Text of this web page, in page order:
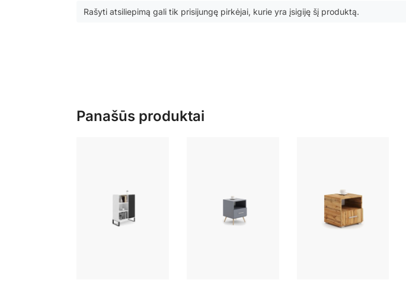
Rašyti atsiliepimą gali tik prisijungę pirkėjai, kurie yra įsigiję šį produktą.
Panašūs produktai